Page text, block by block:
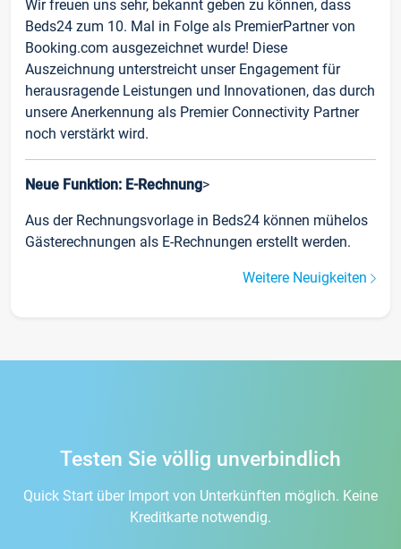
Wir freuen uns sehr, bekannt geben zu können, dass
Beds24 zum 10. Mal in Folge als PremierPartner von
Booking.com ausgezeichnet wurde! Diese
Auszeichnung unterstreicht unser Engagement für
herausragende Leistungen und Innovationen, das durch
unsere Anerkennung als Premier Connectivity Partner
noch verstärkt wird.
Neue Funktion: E-Rechnung>
Aus der Rechnungsvorlage in Beds24 können mühelos
Gästerechnungen als E-Rechnungen erstellt werden.
Weitere Neuigkeiten
Testen Sie völlig unverbindlich
Quick Start über Import von Unterkünften möglich. Keine
Kreditkarte notwendig.